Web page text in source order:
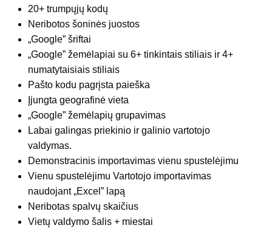
20+ trumpųjų kodų
Neribotos šoninės juostos
„Google” šriftai
„Google” žemėlapiai su 6+ tinkintais stiliais ir 4+
numatytaisiais stiliais
Pašto kodu pagrįsta paieška
Įjungta geografinė vieta
„Google” žemėlapių grupavimas
Labai galingas priekinio ir galinio vartotojo
valdymas.
Demonstracinis importavimas vienu spustelėjimu
Vienu spustelėjimu Vartotojo importavimas
naudojant „Excel” lapą
Neribotas spalvų skaičius
Vietų valdymo šalis + miestai